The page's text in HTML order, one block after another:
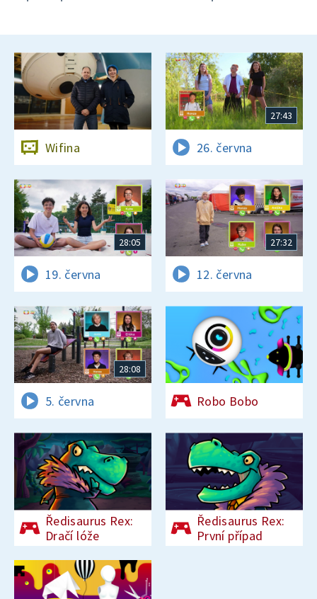
Wifina
27:43
26. června
28:05
19. června
27:32
12. června
28:08
5. června Robo Bobo
Ředisaurus Rex:
Dračí lóže
Ředisaurus Rex:
První případ